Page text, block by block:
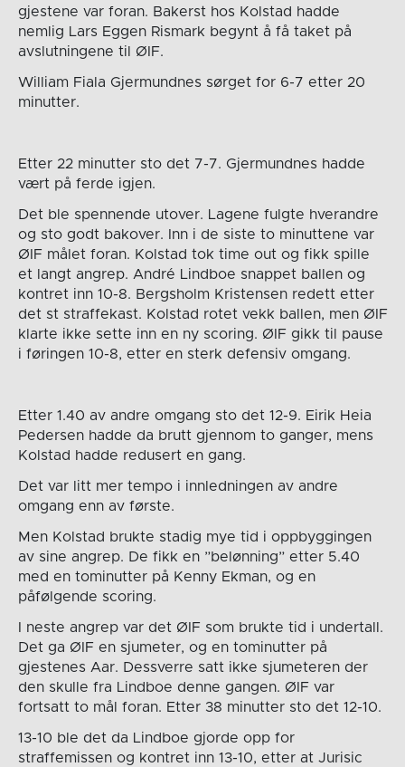
gjestene var foran. Bakerst hos Kolstad hadde
nemlig Lars Eggen Rismark begynt å få taket på
avslutningene til ØIF.
William Fiala Gjermundnes sørget for 6-7 etter 20
minutter.
Etter 22 minutter sto det 7-7. Gjermundnes hadde
vært på ferde igjen.
Det ble spennende utover. Lagene fulgte hverandre
og sto godt bakover. Inn i de siste to minuttene var
ØIF målet foran. Kolstad tok time out og fikk spille
et langt angrep. André Lindboe snappet ballen og
kontret inn 10-8. Bergsholm Kristensen redett etter
det st straffekast. Kolstad rotet vekk ballen, men ØIF
klarte ikke sette inn en ny scoring. ØIF gikk til pause
i føringen 10-8, etter en sterk defensiv omgang.
Etter 1.40 av andre omgang sto det 12-9. Eirik Heia
Pedersen hadde da brutt gjennom to ganger, mens
Kolstad hadde redusert en gang.
Det var litt mer tempo i innledningen av andre
omgang enn av første.
Men Kolstad brukte stadig mye tid i oppbyggingen
av sine angrep. De fikk en ”belønning” etter 5.40
med en tominutter på Kenny Ekman, og en
påfølgende scoring.
I neste angrep var det ØIF som brukte tid i undertall.
Det ga ØIF en sjumeter, og en tominutter på
gjestenes Aar. Dessverre satt ikke sjumeteren der
den skulle fra Lindboe denne gangen. ØIF var
fortsatt to mål foran. Etter 38 minutter sto det 12-10.
13-10 ble det da Lindboe gjorde opp for
straffemissen og kontret inn 13-10, etter at Jurisic